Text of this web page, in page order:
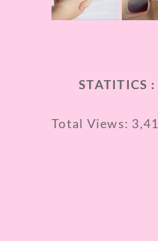
STATITICS
Total Views: